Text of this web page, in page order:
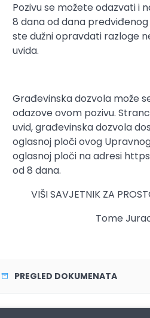
Pozivu se možete odazvati i
8 dana od dana predviđenog
ste dužni opravdati razloge
uvida.
Građevinska dozvola može
odazove ovom pozivu.
uvid, građevinska dozvola
oglasnoj ploči ovog
oglasnoj ploči na adresi
od 8 dana.
VIŠI SAVJETNIK ZA
Tome
PREGLED DOKUMENATA